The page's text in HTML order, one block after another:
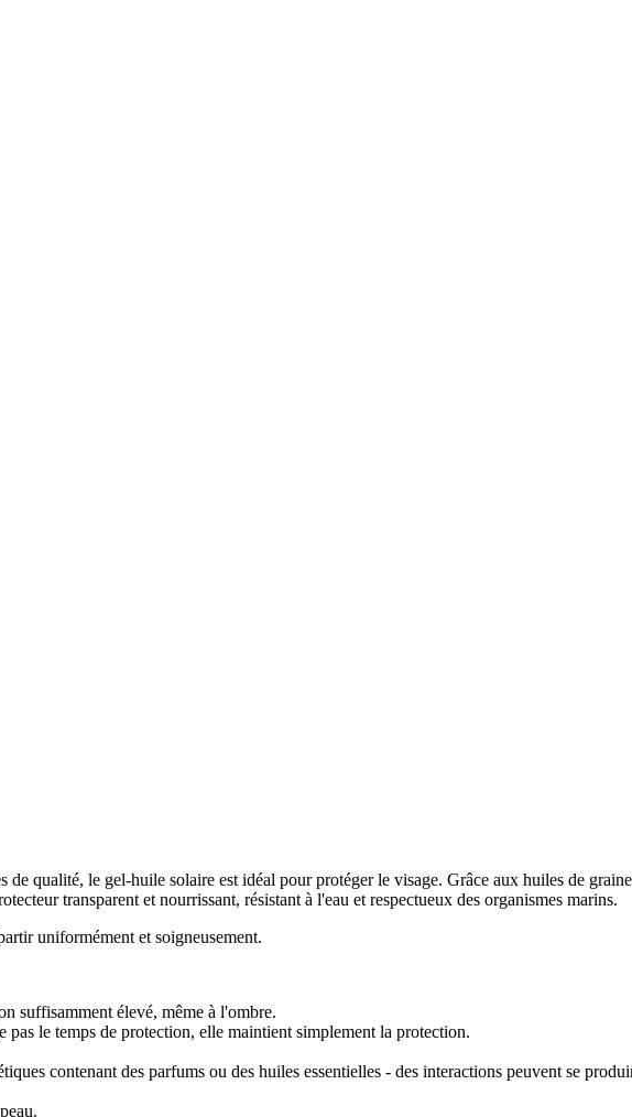
de qualité, le gel-huile solaire est idéal pour protéger le visage. Grâce aux huiles de
transparent et nourrissant, résistant à l'eau et respectueux des organismes marins.
uniformément et soigneusement.
suffisamment élevé, même à l'ombre.
le temps de protection, elle maintient simplement la protection.
contenant des parfums ou des huiles essentielles - des interactions peuvent se